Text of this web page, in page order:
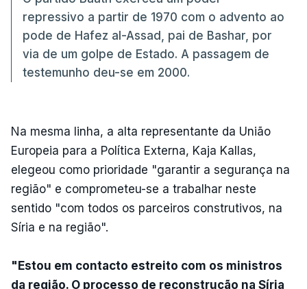
repressivo a partir de 1970 com o advento ao
pode de Hafez al-Assad, pai de Bashar, por
via de um golpe de Estado. A passagem de
testemunho deu-se em 2000.
Na mesma linha, a alta representante da União
Europeia para a Política Externa, Kaja Kallas,
elegeou como prioridade "garantir a segurança na
região" e comprometeu-se a trabalhar neste
sentido "com todos os parceiros construtivos, na
Síria e na região".
"Estou em contacto estreito com os ministros
da região. O processo de reconstrução na Síria